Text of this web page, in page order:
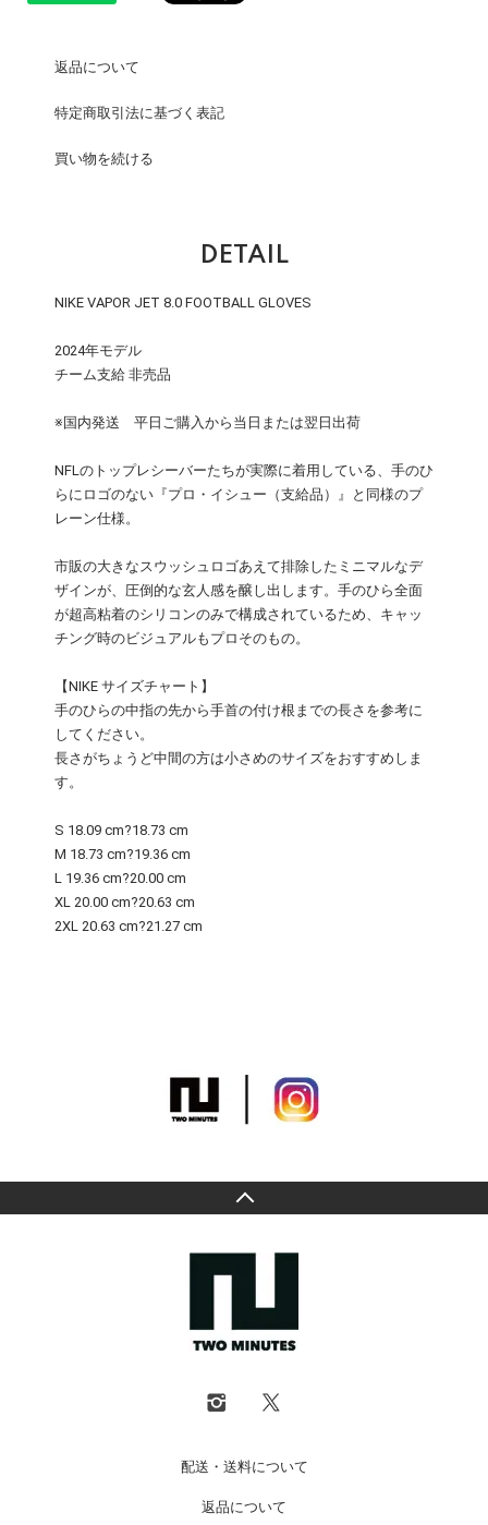
返品について
特定商取引法に基づく表記
買い物を続ける
DETAIL
NIKE VAPOR JET 8.0 FOOTBALL GLOVES
2024年モデル
チーム支給 非売品
※国内発送 平日ご購入から当日または翌日出荷
NFLのトップレシーバーたちが実際に着用している、手のひ
らにロゴのない『プロ・イシュー（支給品）』と同様のプ
レーン仕様。
市販の大きなスウッシュロゴあえて排除したミニマルなデ
ザインが、圧倒的な玄人感を醸し出します。手のひら全面
が超高粘着のシリコンのみで構成されているため、キャッ
チング時のビジュアルもプロそのもの。
【NIKE サイズチャート】
手のひらの中指の先から手首の付け根までの長さを参考に
してください。
長さがちょうど中間の方は小さめのサイズをおすすめしま
す。
S 18.09 cm?18.73 cm
M 18.73 cm?19.36 cm
L 19.36 cm?20.00 cm
XL 20.00 cm?20.63 cm
2XL 20.63 cm?21.27 cm
配送・送料について
返品について